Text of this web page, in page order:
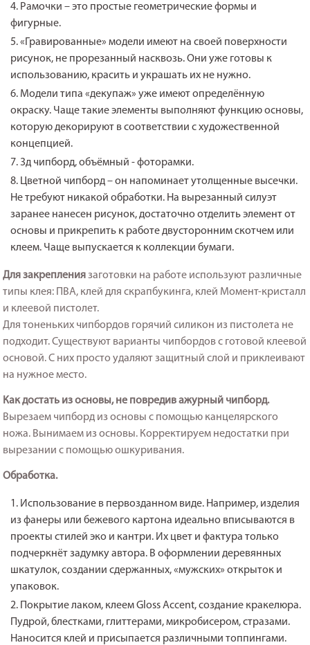
Рамочки – это простые геометрические формы и
фигурные.
«Гравированные» модели имеют на своей поверхности
рисунок, не прорезанный насквозь. Они уже готовы к
использованию, красить и украшать их не нужно.
Модели типа «декупаж» уже имеют определённую
окраску. Чаще такие элементы выполняют функцию основы,
которую декорируют в соответствии с художественной
концепцией.
3д чипборд, объёмный - фоторамки.
Цветной чипборд – он напоминает утолщенные высечки.
Не требуют никакой обработки. На вырезанный силуэт
заранее нанесен рисунок, достаточно отделить элемент от
основы и прикрепить к работе двусторонним скотчем или
клеем. Чаще выпускается к коллекции бумаги.
Для закреплениязаготовки на работе используют различные
типы клея: ПВА, клей для скрапбукинга, клей Момент-кристалл
и клеевой пистолет.
Для тоненьких чипбордов горячий силикон из пистолета не
подходит. Существуют варианты чипбордов с готовой клеевой
основой. С них просто удаляют защитный слой и приклеивают
на нужное место.
Как достать из основы, не повредив ажурный чипборд.
Вырезаем чипборд из основы с помощью канцелярского
ножа. Вынимаем из основы. Корректируем недостатки при
вырезании с помощью ошкуривания.
Обработка.
Использование в первозданном виде. Например, изделия
из фанеры или бежевого картона идеально вписываются в
проекты стилей эко и кантри. Их цвет и фактура только
подчеркнёт задумку автора. В оформлении деревянных
шкатулок, создании сдержанных, «мужских» открыток и
упаковок.
Покрытие лаком, клеем Gloss Accent, создание кракелюра.
Пудрой, блестками, глиттерами, микробисером, стразами.
Наносится клей и присыпается различными топпингами.